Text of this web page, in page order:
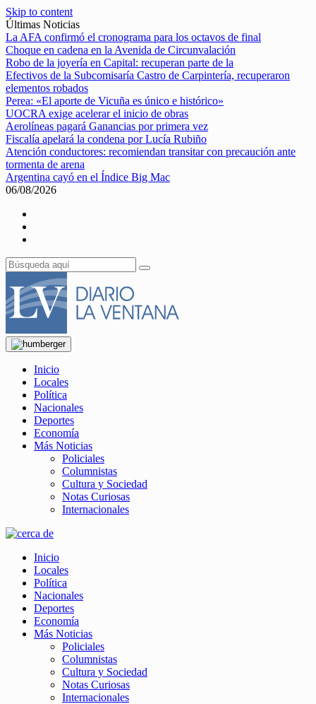
Skip to content
Últimas Noticias
La AFA confirmó el cronograma para los octavos de final
Choque en cadena en la Avenida de Circunvalación
Robo de la joyería en Capital: recuperan parte de la
Efectivos de la Subcomisaría Castro de Carpintería, recuperaron
elementos robados
Perea: «El aporte de Vicuña es único e histórico»
UOCRA exige acelerar el inicio de obras
Aerolíneas pagará Ganancias por primera vez
Fiscalía apelará la condena por Lucía Rubiño
Atención conductores: recomiendan transitar con precaución ante
tormenta de arena
Argentina cayó en el Índice Big Mac
06/08/2026
Inicio
Locales
Política
Nacionales
Deportes
Economía
Más Noticias
Policiales
Columnistas
Cultura y Sociedad
Notas Curiosas
Internacionales
Inicio
Locales
Política
Nacionales
Deportes
Economía
Más Noticias
Policiales
Columnistas
Cultura y Sociedad
Notas Curiosas
Internacionales